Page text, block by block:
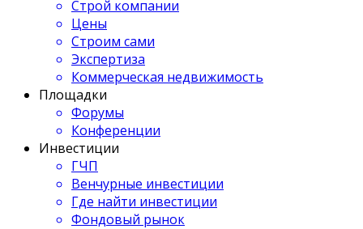
Строй компании
Цены
Строим сами
Экспертиза
Коммерческая недвижимость
Площадки
Форумы
Конференции
Инвестиции
ГЧП
Венчурные инвестиции
Где найти инвестиции
Фондовый рынок